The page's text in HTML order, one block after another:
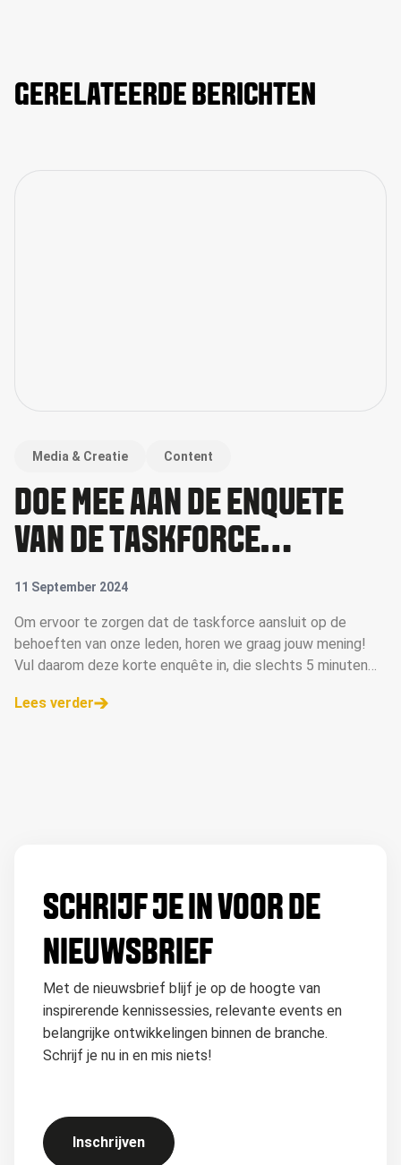
GERELATEERDE BERICHTEN
Media & Creatie Content
DOE MEE AAN DE ENQUÊTE
VAN DE TASKFORCE
CONTENT!
11 September 2024
Om ervoor te zorgen dat de taskforce aansluit op de
behoeften van onze leden, horen we graag jouw mening!
Vul daarom deze korte enquête in, die slechts 5 minuten
Lees verder
SCHRIJF JE IN VOOR DE
NIEUWSBRIEF
Met de nieuwsbrief blijf je op de hoogte van
inspirerende kennissessies, relevante events en
belangrijke ontwikkelingen binnen de branche.
Schrijf je nu in en mis niets!
Inschrijven